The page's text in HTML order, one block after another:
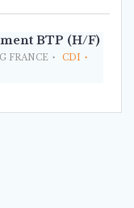
BTP (H/F)
FRANCE
CDI